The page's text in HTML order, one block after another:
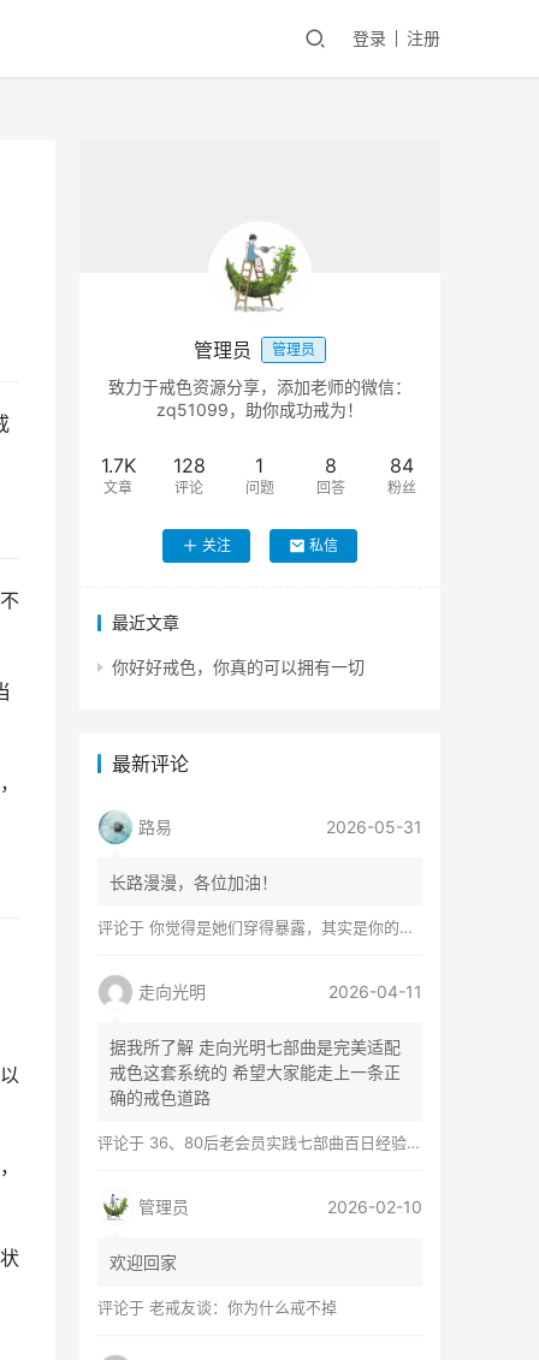
登录 注册
管理员 管理员
致力于戒色资源分享，添加老师的微信：
zq51099，助你成功戒为！
1.7K
文章
128
评论
1
问题
8
回答
84
粉丝
关注 私信
最近文章
你好好戒色，你真的可以拥有一切
最新评论
路易 2026-05-31
长路漫漫，各位加油！
评论于 你觉得是她们穿得暴露，其实是你的心在着火
走向光明 2026-04-11
据我所了解 走向光明七部曲是完美适配
戒色这套系统的 希望大家能走上一条正
确的戒色道路
评论于 36、80后老会员实践七部曲百日经验谈兼苦口忠言
管理员 2026-02-10
欢迎回家
评论于 老戒友谈：你为什么戒不掉